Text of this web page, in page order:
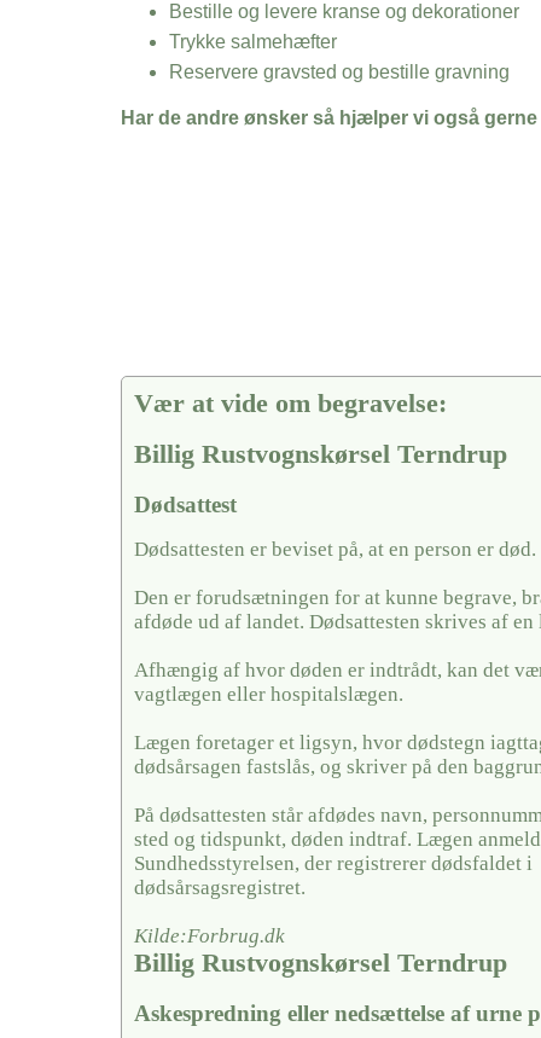
Bestille og levere kranse og dekorationer
Trykke salmehæfter
Reservere gravsted og bestille gravning
Har de andre ønsker så hjælper vi også gerne
Vær at vide om begravelse:
Billig Rustvognskørsel Terndrup
Dødsattest
Dødsattesten er beviset på, at en person er død.
Den er forudsætningen for at kunne begrave,
afdøde ud af landet. Dødsattesten skrives af en
Afhængig af hvor døden er indtrådt, kan det
vagtlægen eller hospitalslægen.
Lægen foretager et ligsyn, hvor dødstegn
dødsårsagen fastslås, og skriver på den
På dødsattesten står afdødes navn,
sted og tidspunkt, døden indtraf. Lægen
Sundhedsstyrelsen, der registrerer dødsfaldet i
dødsårsagsregistret.
Kilde:Forbrug.dk
Billig Rustvognskørsel Terndrup
Askespredning eller nedsættelse af urne